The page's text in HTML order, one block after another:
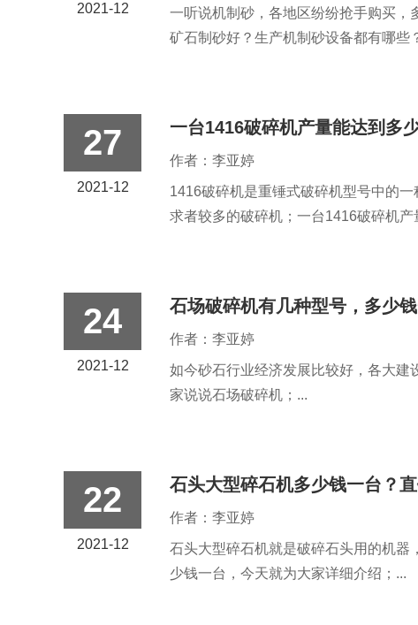
2021-12
一听说机制砂，各地区纷纷抢手购买，
矿石制砂好？生产机制砂设备都有哪些
27
2021-12
一台1416破碎机产量能达到多
作者：李亚婷
1416破碎机是重锤式破碎机型号中的
求者较多的破碎机；一台1416破碎机
24
2021-12
石场破碎机有几种型号，多少
作者：李亚婷
如今砂石行业经济发展比较好，各大建
家说说石场破碎机；...
22
2021-12
石头大型碎石机多少钱一台？
作者：李亚婷
石头大型碎石机就是破碎石头用的机器
少钱一台，今天就为大家详细介绍；...